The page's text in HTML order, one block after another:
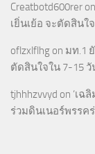
Creatbotd600rer on
เยิ่นเย้อ จะตัดสินใ
oflzxlflhg on มท.1
ตัดสินใจใน 7-15 วั
tjhhhzvvyd on ‘เฉ
ร่วมดินเนอร์พรรค